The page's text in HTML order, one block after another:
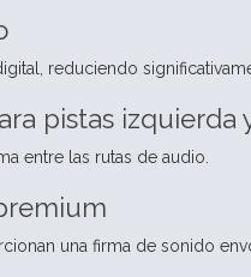
reduciendo
pistas izquierda
entre las rutas de audio.
una firma de sonido